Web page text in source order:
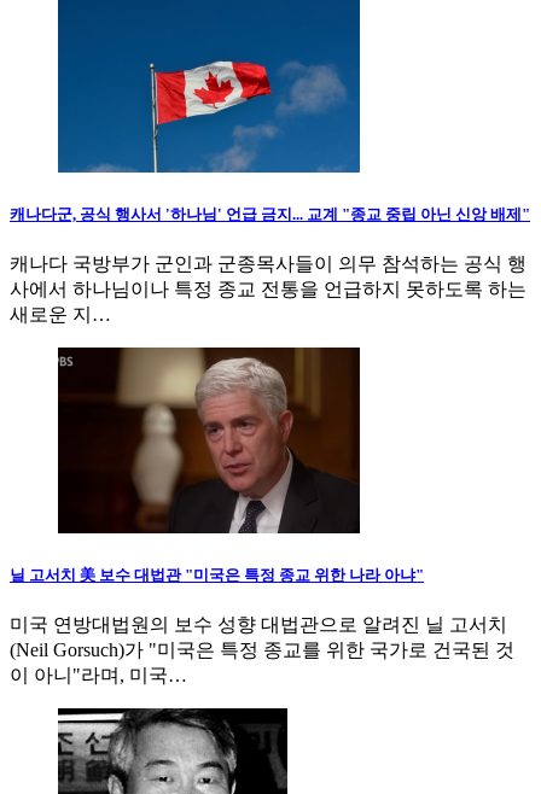
캐나다군, 공식 행사서 '하나님' 언급 금지... 교계 "종교 중립 아닌 신앙 배제"
캐나다 국방부가 군인과 군종목사들이 의무 참석하는 공식 행
사에서 하나님이나 특정 종교 전통을 언급하지 못하도록 하는
새로운 지…
닐 고서치 美 보수 대법관 "미국은 특정 종교 위한 나라 아냐"
미국 연방대법원의 보수 성향 대법관으로 알려진 닐 고서치
(Neil Gorsuch)가 "미국은 특정 종교를 위한 국가로 건국된 것
이 아니"라며, 미국…